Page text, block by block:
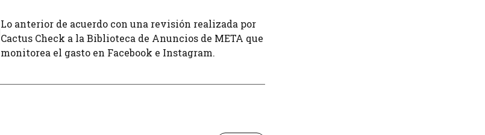
Lo anterior de acuerdo con una revisión realizada por
Cactus Check a la Biblioteca de Anuncios de META que
monitorea el gasto en Facebook e Instagram.